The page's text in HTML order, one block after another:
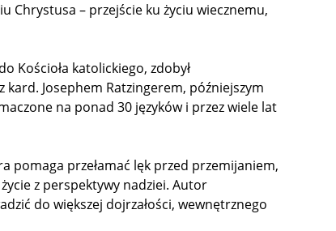
Chrystusa – przejście ku życiu wiecznemu,
Kościoła katolickiego, zdobył
Josephem Ratzingerem, późniejszym
na ponad 30 języków i przez wiele lat
pomaga przełamać lęk przed przemijaniem,
z perspektywy nadziei. Autor
do większej dojrzałości, wewnętrznego